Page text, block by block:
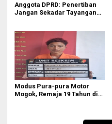
Anggota DPRD: Penertiban
Jangan Sekadar Tayangan
Modus Pura-pura Motor
Mogok, Remaja 19 Tahun di